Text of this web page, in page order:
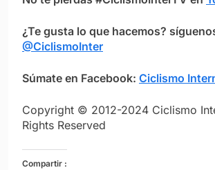
¿Te gusta lo que hacemos?
@CiclismoInter
Súmate en Facebook: Ciclismo
Copyright © 2012-2024 Ciclismo
Rights Reserved
Compartir :